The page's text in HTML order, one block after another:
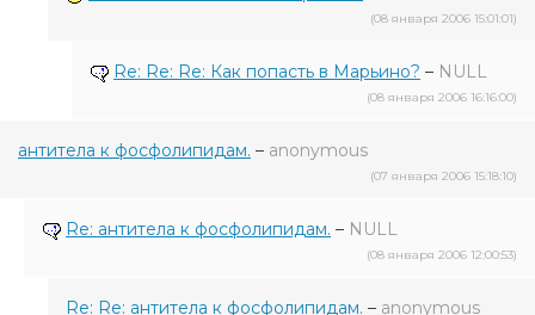
(08 января 2006 15:01:01)
Re: Re: Re: Как попасть в Марьино? – NULL
(08 января 2006 16:16:00)
антитела к фосфолипидам. – anonymous
(07 января 2006 15:18:10)
Re: антитела к фосфолипидам. – NULL
(08 января 2006 12:00:53)
Re: Re: антитела к фосфолипидам. – anonymous